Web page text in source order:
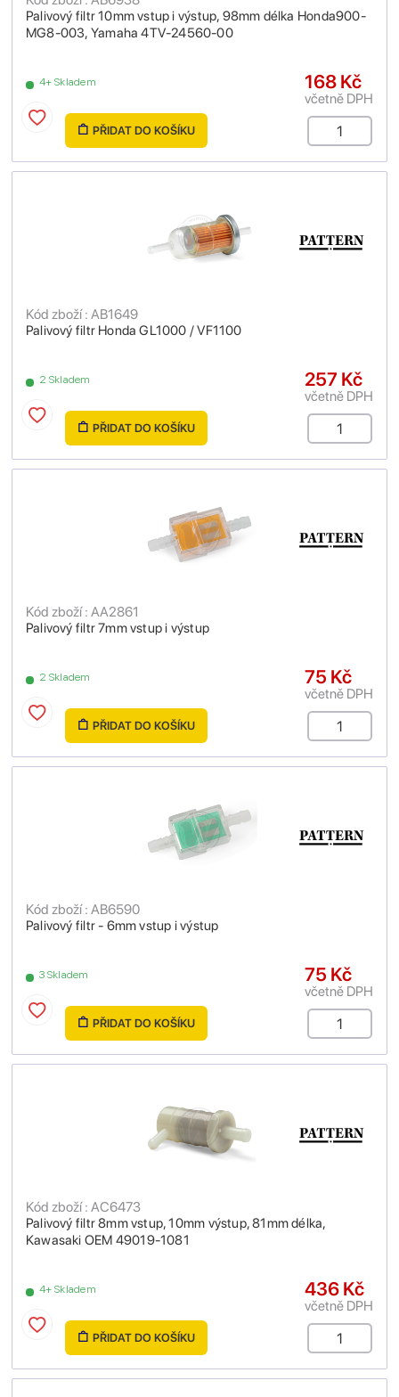
Palivový filtr 10mm vstup i výstup, 98mm délka Honda900-
MG8-003, Yamaha 4TV-24560-00
4+ Skladem 168 Kč
včetně DPH
PŘIDAT DO KOŠÍKU
Palivový filtr Honda GL1000 / VF1100
Kód zboží : AB1649
2 Skladem 257 Kč
včetně DPH
PŘIDAT DO KOŠÍKU
Palivový filtr 7mm vstup i výstup
Kód zboží : AA2861
2 Skladem 75 Kč
včetně DPH
PŘIDAT DO KOŠÍKU
Palivový filtr - 6mm vstup i výstup
Kód zboží : AB6590
3 Skladem 75 Kč
včetně DPH
PŘIDAT DO KOŠÍKU
Palivový filtr 8mm vstup, 10mm výstup, 81mm délka,
Kawasaki OEM 49019-1081
Kód zboží : AC6473
4+ Skladem 436 Kč
včetně DPH
PŘIDAT DO KOŠÍKU